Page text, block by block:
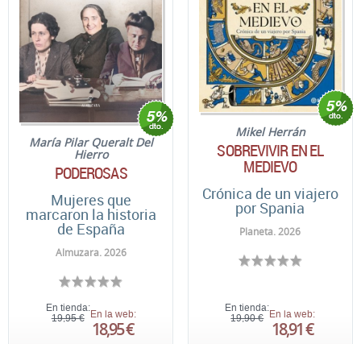
María Pilar Queralt Del
Hierro
PODEROSAS
Mujeres que
marcaron la historia
de España
Almuzara. 2026
En tienda:
19,95 € En la web:
18,95 €
Mikel Herrán
SOBREVIVIR EN EL
MEDIEVO
Crónica de un viajero
por Spania
Planeta. 2026
En tienda:
19,90 €
En la web:
18,91 €